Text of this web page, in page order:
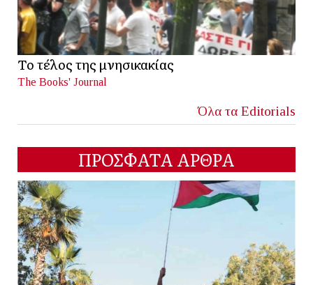
Το τέλος της μνησικακίας
The Books' Journal
Όλα τα Editorials
ΠΡΟΣΦΑΤΑ ΑΡΘΡΑ